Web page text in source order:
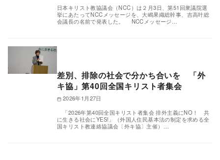
日本キリスト教協議会（NCC）は２月3日、第51回衆議院選
挙にあたってNCCメッセージを、大嶋果織総幹事、吉高叶総
会議長の名前で発表した。 NCCメッセージ…
差別、排除の社会で分かち合いを 「外
キ協」第40回全国キリスト者集会
2026年1月27日
「2026年第40回全国キリスト者集会 排外主義にNO！ 共
に生きる社会にYES!」（外国人住民基本法の制定を求める全
国キリスト教連絡協議会〔外キ協〕主催）…